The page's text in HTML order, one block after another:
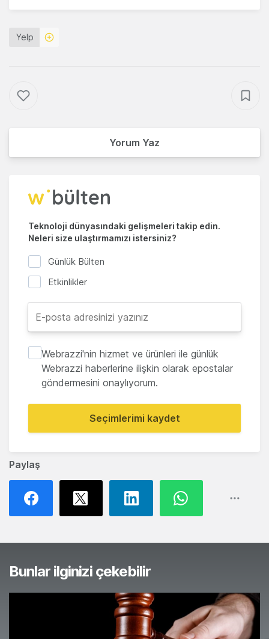
Paylaş
Yelp
Yorum Yaz
Teknoloji dünyasındaki gelişmeleri takip edin.
Neleri size ulaştırmamızı istersiniz?
Günlük Bülten
Etkinlikler
Webrazzi'nin hizmet ve ürünleri ile günlük
Webrazzi haberlerine ilişkin olarak epostalar
göndermesini onaylıyorum.
Seçimlerimi kaydet
Bunlar ilginizi çekebilir